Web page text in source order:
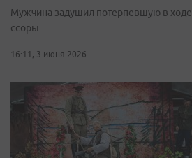
Мужчина задушил потерпевшую в ходе
ссоры
16:11, 3 июня 2026